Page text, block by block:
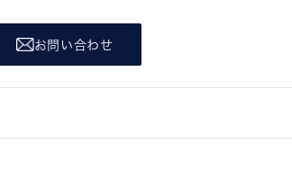
お問い合わせ